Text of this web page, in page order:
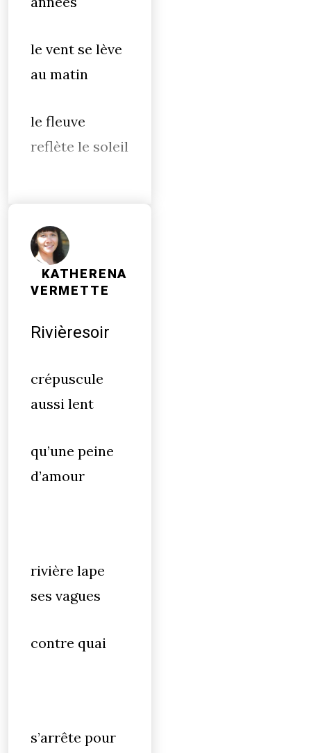
le vent se lève
au matin
le fleuve
reflète le soleil
KATHERENA
VERMETTE
Rivièresoir
crépuscule
aussi lent
qu’une peine
d’amour
rivière lape
ses vagues
contre quai
s’arrête pour